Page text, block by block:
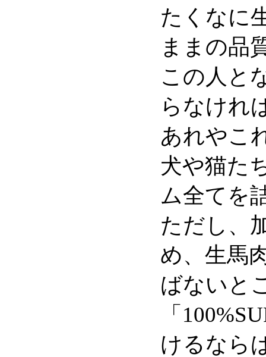
たくなに
ままの品
この人と
らなけれ
あれやこ
犬や猫た
ム全てを
ただし、
め、生馬
ばないと
「
けるなら